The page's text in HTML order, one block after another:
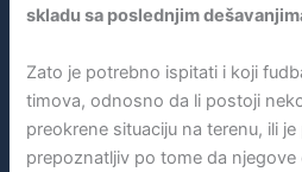
skladu sa poslednjim
Zato je potrebno ispitati i koji
timova, odnosno da li postoji
preokrene situaciju na terenu, ili
prepoznatljiv po tome da njegove